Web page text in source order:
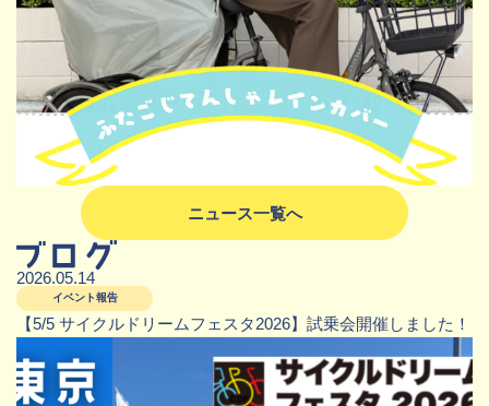
ニュース一覧へ
2026.05.14
イベント報告
【5/5 サイクルドリームフェスタ2026】試乗会開催しました！